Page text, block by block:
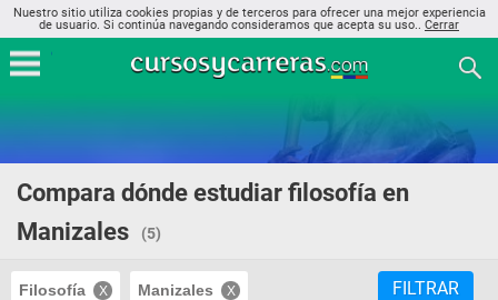
Nuestro sitio utiliza cookies propias y de terceros para ofrecer una mejor experiencia
de usuario. Si continúa navegando consideramos que acepta su uso.. Cerrar
Compara dónde estudiar filosofía en
Manizales
(5)
Filosofía Manizales FILTRAR